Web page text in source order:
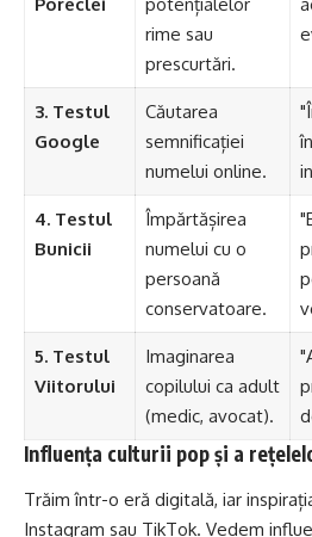
Poreclei
potențialelor
rime sau
prescurtări.
3. Testul
Google
Căutarea
semnificației
numelui online.
4. Testul
Bunicii
Împărtășirea
numelui cu o
persoană
conservatoare.
5. Testul
Viitorului
Imaginarea
copilului ca adult
(medic, avocat).
Influența culturii pop și a
Trăim într-o eră digitală, iar
Instagram sau TikTok. Vedem